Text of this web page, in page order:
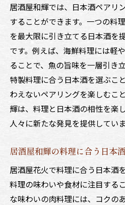
居酒屋和輝では、日本酒ペアリ
することができます。一つの料
を最大限に引き立てる日本酒を
です。例えば、海鮮料理には軽
ることで、魚の旨味を一層引き
特製料理に合う日本酒を選ぶこ
わえないペアリングを楽しむこ
輝は、料理と日本酒の相性を楽
人々に新たな発見を提供していま
居酒屋和輝の料理に合う日本
居酒屋花火で料理に合う日本酒
料理の味わいや食材に注目する
な味わいの肉料理には、コクの